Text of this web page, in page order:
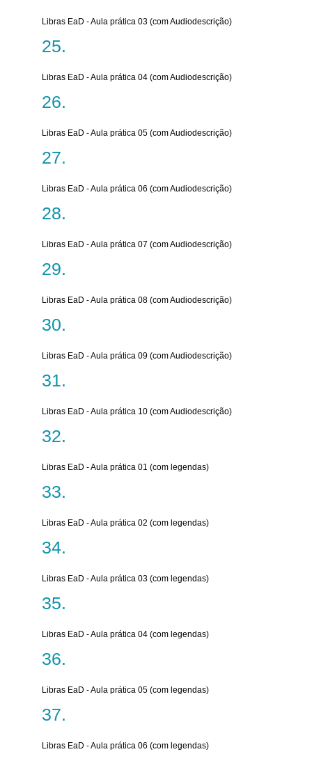
Libras EaD - Aula prática 03 (com Audiodescrição)
Libras EaD - Aula prática 04 (com Audiodescrição)
Libras EaD - Aula prática 05 (com Audiodescrição)
Libras EaD - Aula prática 06 (com Audiodescrição)
Libras EaD - Aula prática 07 (com Audiodescrição)
Libras EaD - Aula prática 08 (com Audiodescrição)
Libras EaD - Aula prática 09 (com Audiodescrição)
Libras EaD - Aula prática 10 (com Audiodescrição)
Libras EaD - Aula prática 01 (com legendas)
Libras EaD - Aula prática 02 (com legendas)
Libras EaD - Aula prática 03 (com legendas)
Libras EaD - Aula prática 04 (com legendas)
Libras EaD - Aula prática 05 (com legendas)
Libras EaD - Aula prática 06 (com legendas)